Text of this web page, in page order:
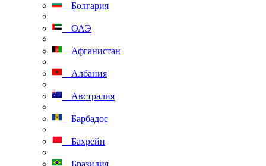
Болгария
ОАЭ
Афганистан
Албания
Австралия
Барбадос
Бахрейн
Бразилия